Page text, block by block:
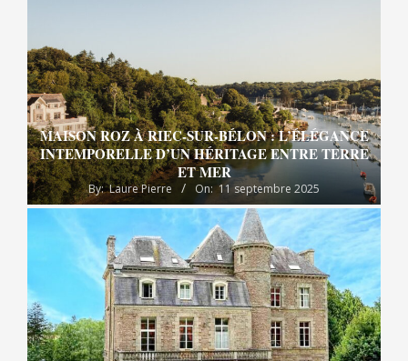
MAISON ROZ À RIEC-SUR-BÉLON : L’ÉLÉGANCE
INTEMPORELLE D’UN HÉRITAGE ENTRE TERRE
ET MER
By: Laure Pierre On: 11 septembre 2025